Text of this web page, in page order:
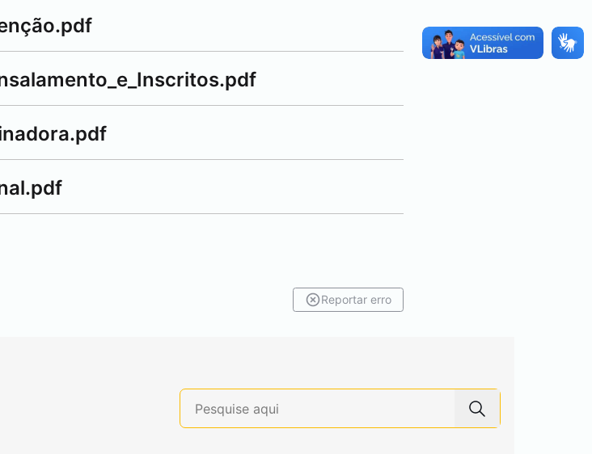
Reportar erro